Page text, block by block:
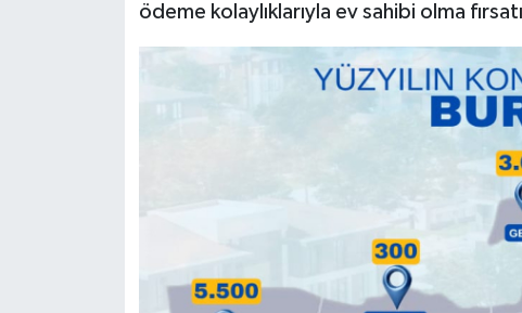
ödeme kolaylıklarıyla ev sahibi olma